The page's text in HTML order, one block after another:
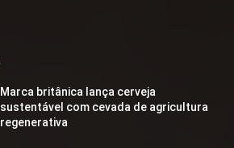
Marca britânica lança cerveja
sustentável com cevada de agricultura
regenerativa